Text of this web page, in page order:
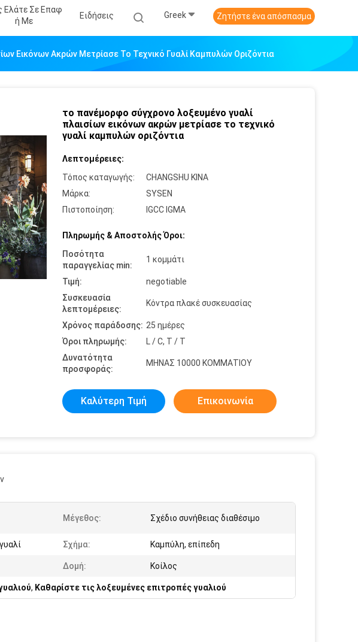
Ελάτε Σε Επαφ
Ή Με
Ειδήσεις Greek Ζητήστε ένα απόσπασμα
Εικόνων Ακρών Μετρίασε Το Τεχνικό Γυαλί Καμπυλών Οριζόντια
το πανέμορφο σύγχρονο λοξευμένο γυαλί
πλαισίων εικόνων ακρών μετρίασε το τεχνικό
γυαλί καμπυλών οριζόντια
Λεπτομέρειες:
Τόπος καταγωγής:
CHANGSHU ΚΙΝΑ
Μάρκα:
SYSEN
Πιστοποίηση:
IGCC IGMA
Πληρωμής & Αποστολής Όροι:
Ποσότητα
παραγγελίας min:
1 κομμάτι
Τιμή:
negotiable
Συσκευασία
λεπτομέρειες:
Κόντρα πλακέ συσκευασίας
Χρόνος παράδοσης: 25 ημέρες
Όροι πληρωμής:
L / C, T / T
Δυνατότητα
προσφοράς:
ΜΗΝΑΣ 10000 ΚΟΜΜΑΤΙΟΥ
Καλύτερη Τιμή Επικοινωνία
Μέγεθος: Σχέδιο συνήθειας διαθέσιμο
Σχήμα: Καμπύλη, επίπεδη
Δομή: Κοίλος
, Καθαρίστε τις λοξευμένες επιτροπές γυαλιού